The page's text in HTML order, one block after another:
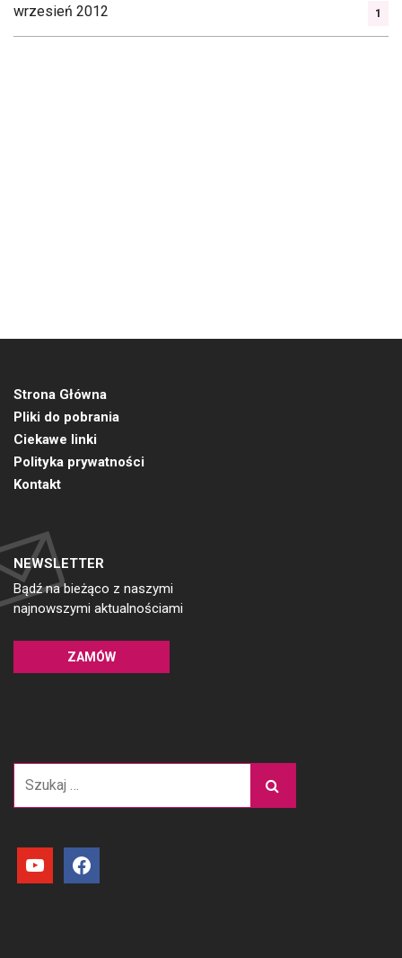
wrzesień 2012 1
Strona Główna
Pliki do pobrania
Ciekawe linki
Polityka prywatności
Kontakt
NEWSLETTER
Bądź na bieżąco z naszymi
najnowszymi aktualnościami
ZAMÓW
youtube facebook